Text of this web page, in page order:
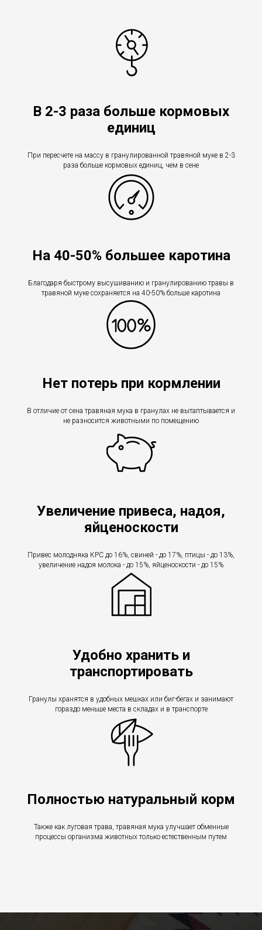
В 2-3 раза больше кормовых
единиц
При пересчете на массу в гранулированной травяной муке в 2-3
раза больше кормовых единиц, чем в сене
На 40-50% большее каротина
Благодаря быстрому высушиванию и гранулированию травы в
травяной муке сохраняется на 40-50% больше каротина
Нет потерь при кормлении
В отличие от сена травяная мука в гранулах не вытаптывается и
не разносится животными по помещению
Увеличение привеса, надоя,
яйценоскости
Привес молодняка КРС до 16%, свиней - до 17%, птицы - до 13%,
увеличение надоя молока - до 15%, яйценоскости - до 15%
Удобно хранить и
транспортировать
Гранулы хранятся в удобных мешках или биг-бегах и занимают
гораздо меньше места в складах и в транспорте
Полностью натуральный корм
Также как луговая трава, травяная мука улучшает обменные
процессы организма животных только естественным путем